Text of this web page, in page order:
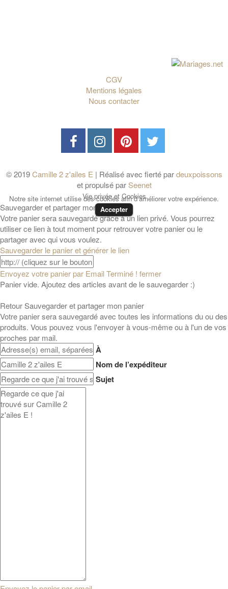
CGV
Mentions légales
Nous contacter
© 2019Camille 2 z'ailes E | Réalisé avec fierté pardeuxpoissons
et propulsé par Seenet
Notre site internet utilise des cookies afin d'améliorer votre expérience.
Accepter
Vie privée et Cookies
Sauvegarder et partager mon panier
Votre panier sera sauvegardé grâce à un lien privé. Vous pourrez
utiliser ce lien à tout moment pour retrouver votre panier ou le
partager avec qui vous voulez.
Sauvegarder le panier et générer le lien
Envoyez votre panier par EmailTerminé ! fermer
Panier vide. Ajoutez des articles avant de le sauvegarder :)
RetourSauvegarder et partager mon panier
Votre panier sera sauvegardé avec toutes les informations du ou des
produits. Vous pouvez vous l'envoyer à vous-même ou à l'un de vos
proches par mail.
À
Nom de l’expéditeur
Sujet